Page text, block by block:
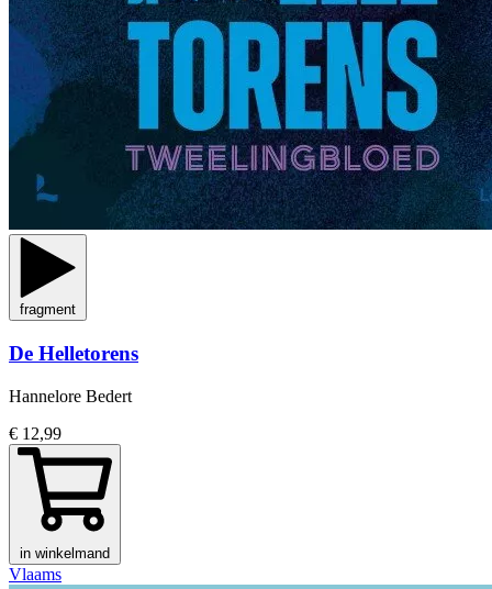
fragment
De Helletorens
Hannelore Bedert
€ 12,99
in winkelmand
Vlaams